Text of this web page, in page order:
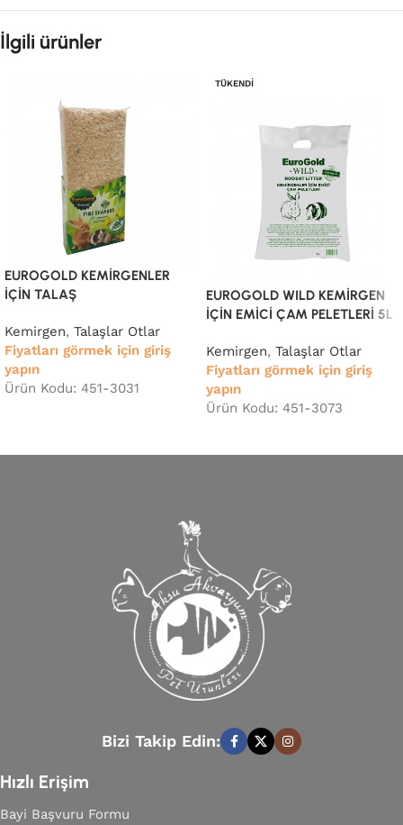
İlgili ürünler
EUROGOLD KEMİRGENLER
İÇİN TALAŞ
Kemirgen, Talaşlar Otlar
Fiyatları görmek için giriş
yapın
Ürün Kodu: 451-3031
TÜKENDI
EUROGOLD WILD KEMİRGEN
İÇİN EMİCİ ÇAM PELETLERİ 5L
Kemirgen, Talaşlar Otlar
Fiyatları görmek için giriş
yapın
Ürün Kodu: 451-3073
Bizi Takip Edin:
Hızlı Erişim
Bayi Başvuru Formu